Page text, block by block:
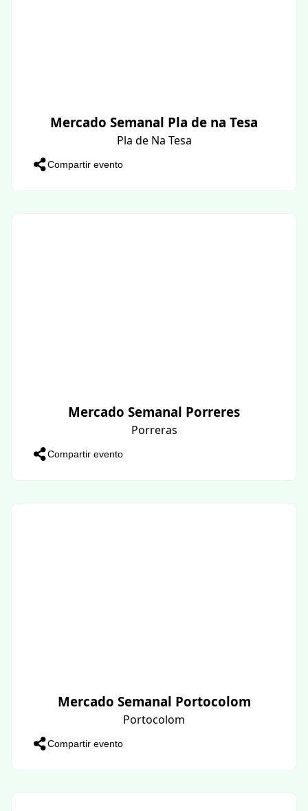
Mercado Semanal Pla de na Tesa
Pla de Na Tesa
Compartir evento
Mercado Semanal Porreres
Porreras
Compartir evento
Mercado Semanal Portocolom
Portocolom
Compartir evento